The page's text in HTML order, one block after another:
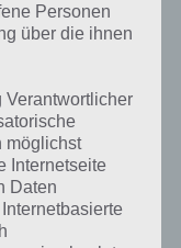
in 4 Bilder 1
und was gibt es
Welt? Zu
parat!
Personen
über die ihnen
Verantwortlicher
möglichst
Internetseite
Daten